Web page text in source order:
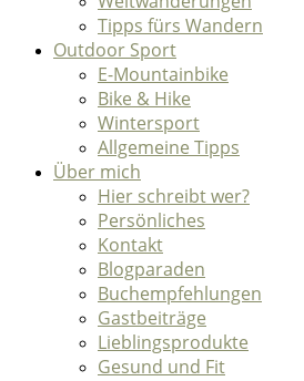
Tipps fürs Wandern
Outdoor Sport
E-Mountainbike
Bike & Hike
Wintersport
Allgemeine Tipps
Über mich
Hier schreibt wer?
Persönliches
Kontakt
Blogparaden
Buchempfehlungen
Gastbeiträge
Lieblingsprodukte
Gesund und Fit